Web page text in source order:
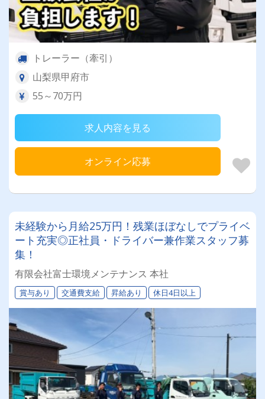
トレーラー（牽引）
山梨県甲府市
55～70万円
求人内容を見る
オンライン応募
未経験から月給25万円！残業ほぼなしでプライベ
ート充実◎正社員・ドライバー兼作業スタッフ募
集！
有限会社富士環境メンテナンス 本社
賞与あり 交通費支給 昇給あり 休日4日以上